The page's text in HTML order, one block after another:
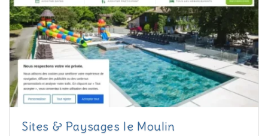
Sites & Paysages le Moulin